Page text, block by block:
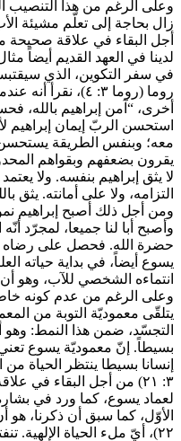
وعلى الرغم من هذا التنصيب
زال بحاجة إلى تعلّم مشيئة
أجل البقاء في علاقة صحيحة
لدينا في العهد القديم أيضاً
في سفر التكوين، الذي
روما (روما ٣: ٤)،
استحسن الربّ إيمان إبراهيم
معه؛ وبنفس الطريقة يستحسن
يقرون بضعفهم وبقواهم
لا يثق إبراهيم بنفسه. ولا
التزامه، ولا على أمانته. يثق
ومن أجل ذلك أصبح إبراهيم
وأصبح أبا لنا جميعا، لمجرّد
حضرة الله. فحصل على رضاه
يسوع أيضاً، في بداية حياته
انتماءه الشخصي للآب، وهو
وعلى الرغم من عدم كونه
يتلقّى معموديّة التوبة من
التجسّد، ضمن هذا النمط: وهو
بسيطاً. إنّ معموديّة يسوع
إنسانا بسيطا ينتظر الحياة
٣: ٢١) من أجل البقاء في علاقة حميمة دائمةً معه.
لعماد يسوع، كما ورد في